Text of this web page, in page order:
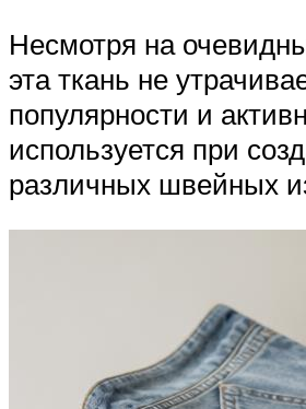
Несмотря на
эта ткань не
популярности и
используется при
различных швейных